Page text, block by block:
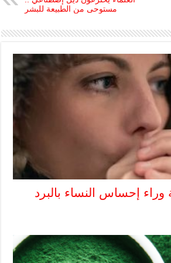
مستوحى من الطبيعة للبشر
وراء إحساس النساء بالبرد